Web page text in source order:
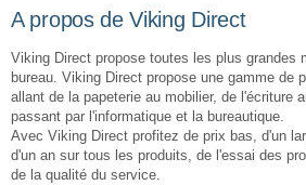
A propos de Viking Direct
Viking Direct propose toutes les plus grandes
bureau. Viking Direct propose une gamme de
allant de la papeterie au mobilier, de l'écriture
passant par l'informatique et la bureautique.
Avec Viking Direct profitez de prix bas, d'un
d'un an sur tous les produits, de l'essai des
de la qualité du service.